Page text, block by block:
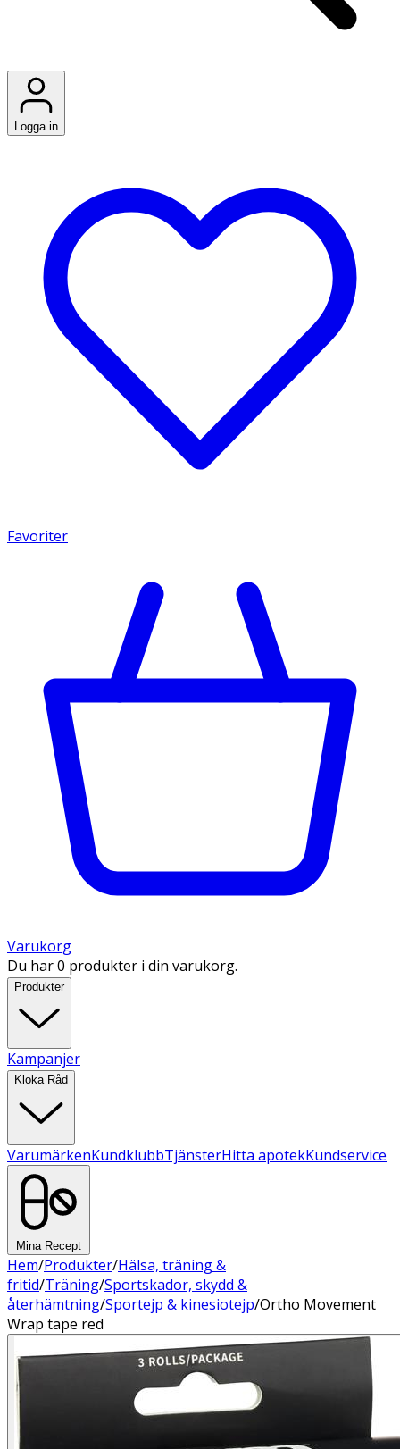
Logga in
Favoriter
Varukorg
Du har 0 produkter i din varukorg.
Produkter
Kampanjer
Kloka Råd
VarumärkenKundklubbTjänsterHitta apotekKundservice
Mina Recept
Hem/Produkter/Hälsa, träning &
fritid/Träning/Sportskador, skydd &
återhämtning/Sportejp & kinesiotejp/Ortho Movement
Wrap tape red